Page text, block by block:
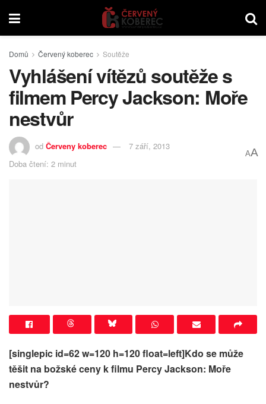
Domů Červený koberec Soutěže
Vyhlášení vítězů soutěže s
filmem Percy Jackson: Moře
nestvůr
od Červeny koberec
7 září, 2013
Doba čtení: 2 minut
AA
[singlepic id=62 w=120 h=120 float=left]Kdo se může
těšit na božské ceny k filmu Percy Jackson: Moře
nestvůr?